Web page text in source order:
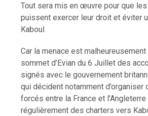
Tout sera mis en œuvre pour que
puissent exercer leur droit et éviter
Kaboul.
Car la menace est malheureusement
sommet d’Evian du 6 Juillet des
signés avec le gouvernement
qui décident notamment d’organiser
forcés entre la France et
régulièrement des charters vers